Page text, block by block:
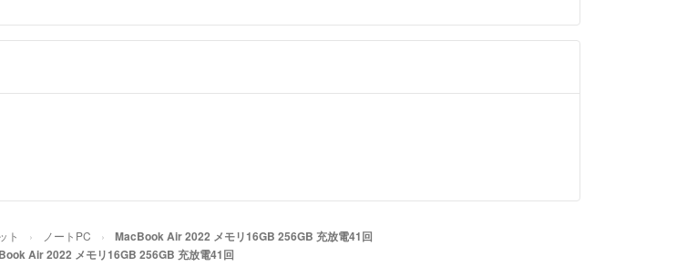
返信遅くなり申し訳ございません。
ご検討いただきありがとうございます。
ご検討のほどよろしくお願いします。
ト ノートPC MacBook Air 2022 メモリ16GB 256GB 充放電41回
Air 2022 メモリ16GB 256GB 充放電41回